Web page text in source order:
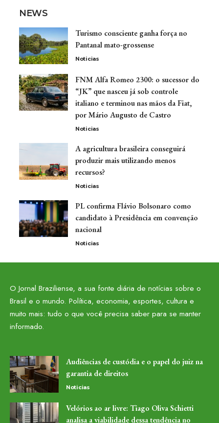
NEWS
Turismo consciente ganha força no
Pantanal mato-grossense
Noticias
FNM Alfa Romeo 2300: o sucessor do
“JK” que nasceu já sob controle
italiano e terminou nas mãos da Fiat,
por Mário Augusto de Castro
Noticias
A agricultura brasileira conseguirá
produzir mais utilizando menos
recursos?
Noticias
PL confirma Flávio Bolsonaro como
candidato à Presidência em convenção
nacional
Noticias
O Jornal Braziliense, a sua fonte diária de notícias sobre o
Brasil e o mundo. Política, economia, esportes, cultura e
muito mais: tudo o que você precisa saber para se manter
informado.
Audiências de custódia e o papel do juiz na
garantia de direitos
Noticias
Velórios ao ar livre: Tiago Oliva Schietti
analisa a viabilidade dessa tendência no